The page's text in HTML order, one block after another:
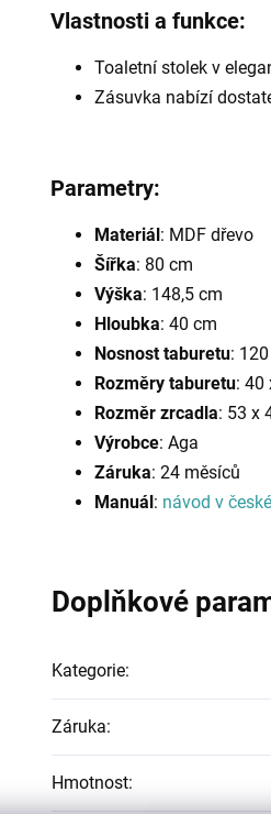
Vlastnosti a funkce:
Toaletní stolek v
Zásuvka nabízí
Parametry:
Materiál: MDF dřevo
Šířka: 80 cm
Výška: 148,5 cm
Hloubka: 40 cm
Nosnost taburetu:
Rozměry taburetu: 40
Rozměr zrcadla: 53 x
Výrobce: Aga
Záruka: 24 měsíců
Manuál: návod v
Doplňkové
Kategorie:
Záruka:
Hmotnost: